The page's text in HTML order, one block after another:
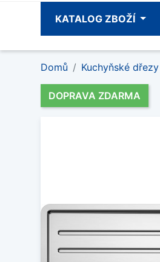
KATALOG ZBOŽÍ
Domů Kuchyňské dřezy
DOPRAVA ZDARMA